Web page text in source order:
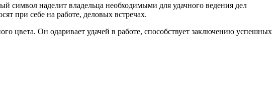
символ наделит владельца необходимыми для удачного ведения дел
при себе на работе, деловых встречах.
цвета. Он одаривает удачей в работе, способствует заключению успешных